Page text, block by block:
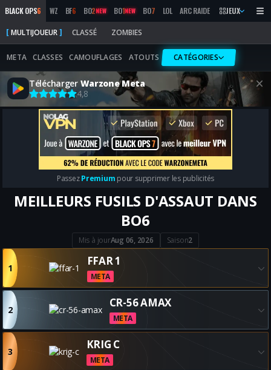
BLACK OPS6 WZ BF6 BO2NEW BO1NEW BO7 LOL ARC RAIDERS MW2019
JEUX
MULTIJOUEUR CLASSÉ ZOMBIES
META CLASSES CAMOUFLAGES ATOUTS CATÉGORIES
Télécharger Warzone Meta
4,8
PassezPremium pour supprimer les publicités
MEILLEURS FUSILS D'ASSAUT DANS
BO6
Mis à jourAug 06, 2026 Saison2
1 FFAR 1
META
Obtenez toutes les
2
CR-56 AMAX
META
Obtenez toutes les
3
KRIG C
META